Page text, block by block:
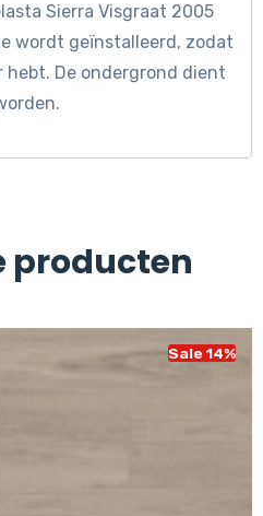
Sierra Visgraat 2005
wordt geïnstalleerd, zodat
hebt. De ondergrond dient
producten
Sale 14%